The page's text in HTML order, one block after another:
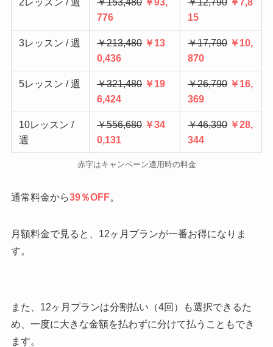
2レッスン / 週 ￥153,480 ￥93,
776
￥12,790 ￥7,8
15
3レッスン / 週 ￥213,480 ￥13
0,436
￥17,790 ￥10,
870
5レッスン / 週 ￥321,480 ￥19
6,424
￥26,790 ￥16,
369
10レッスン /
週
￥556,680 ￥34
0,131
￥46,390 ￥28,
344
赤字はキャンペーン適用時の料金
通常料金から39％OFF。
月額料金で見ると、12ヶ月プランが一番お得になりま
す。
また、12ヶ月プランは分割払い（4回）も選択できるた
め、一度に大きな金額を払わずに分けて払うこともでき
ます。